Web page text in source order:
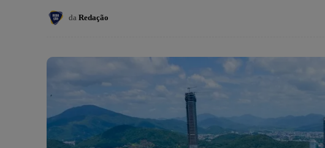
da Redação